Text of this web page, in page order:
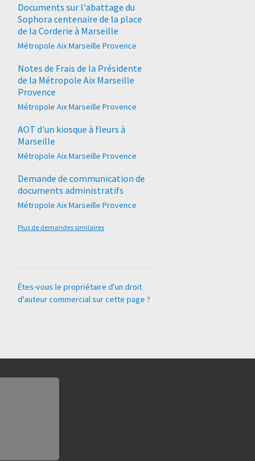
Documents sur l'abattage du
Sophora centenaire de la place
de la Corderie à Marseille
Métropole Aix Marseille Provence
Notes de Frais de la Présidente
de la Métropole Aix Marseille
Provence
Métropole Aix Marseille Provence
AOT d'un kiosque à fleurs à
Marseille
Métropole Aix Marseille Provence
Demande de communication de
documents administratifs
Métropole Aix Marseille Provence
Plus de demandes similaires
Êtes-vous le propriétaire d'un droit
d'auteur commercial sur cette page ?